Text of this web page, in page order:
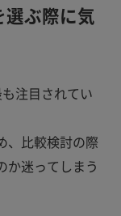
ぶ際に気
注目されてい
、比較検討の際
か迷ってしまう